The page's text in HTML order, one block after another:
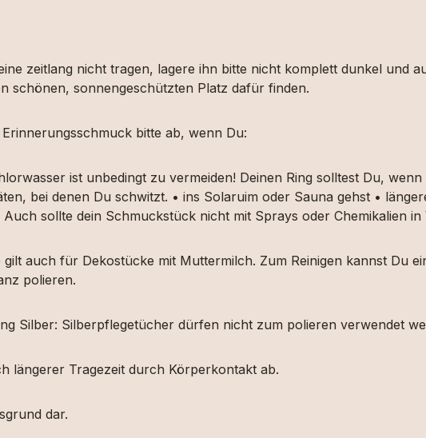
zeitlang nicht tragen, lagere ihn bitte nicht komplett dunkel und
schönen, sonnengeschützten Platz dafür finden.
bitte ab, wenn Du:
ist unbedingt zu vermeiden! Deinen Ring solltest Du,
bei denen Du schwitzt. • ins Solaruim oder Sauna gehst •
sollte dein Schmuckstück nicht mit Sprays oder Chemikalien in
gilt auch für Dekostücke mit Muttermilch. Zum Reinigen kannst Du
polieren.
Silber: Silberpflegetücher dürfen nicht zum polieren verwendet
längerer Tragezeit durch Körperkontakt ab.
dar.